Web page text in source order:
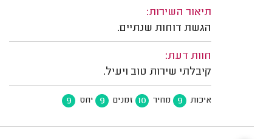
תיאור השירות:
הגשת דוחות שנתיים.
חוות דעת:
קיבלתי שירות טוב ויעיל.
איכות 9 מחיר 10 זמנים 9 יחס 9